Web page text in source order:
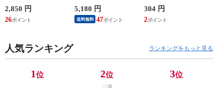
2,850 円
26
5,180 円
送料無料 47
304 円
2
人気ランキング ランキングをもっと見る
1位 2位 3位